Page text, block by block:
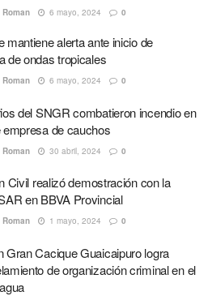
6 mayo, 2024 0
mantiene alerta ante inicio de
de ondas tropicales
6 mayo, 2024 0
del SNGR combatieron incendio en
empresa de cauchos
30 abril, 2024 0
Civil realizó demostración con la
en BBVA Provincial
1 mayo, 2024 0
Gran Cacique Guaicaipuro logra
de organización criminal en el